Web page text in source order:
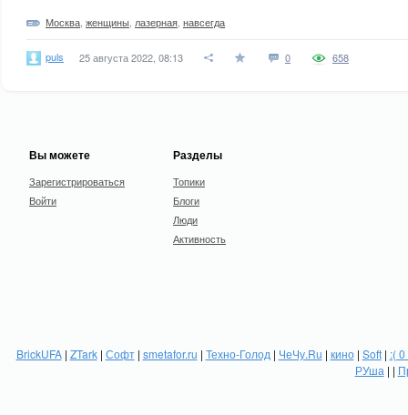
Москва женщины лазерная навсегда
puls 25 августа 2022, 08:13 0 658
Вы можете
Зарегистрироваться
Войти
Разделы
Топики
Блоги
Люди
Активность
BrickUFA| ZTark| Софт| smetafor.ru | Техно-Голод | ЧеЧу.Ru | кино| Soft| :(
РУша | |